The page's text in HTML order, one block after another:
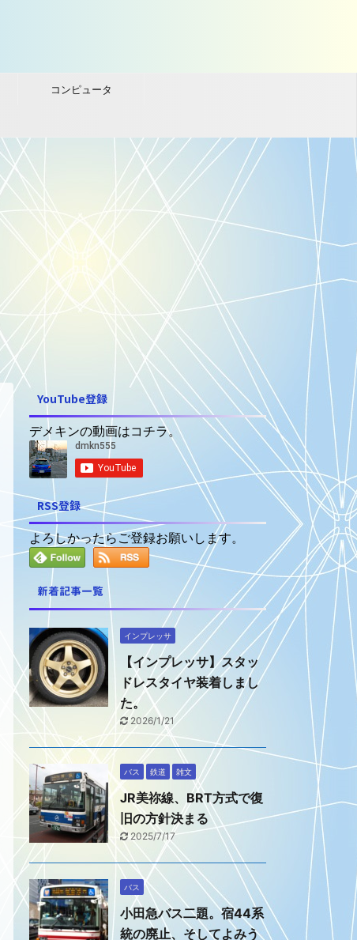
コンピュータ
YouTube登録
デメキンの動画はコチラ。
RSS登録
よろしかったらご登録お願いします。
新着記事一覧
インプレッサ
【インプレッサ】スタッ
ドレスタイヤ装着しまし
た。
2026/1/21
バス 鉄道 雑文
JR美祢線、BRT方式で復
旧の方針決まる
2025/7/17
バス
小田急バス二題。宿44系
統の廃止、そしてよみう